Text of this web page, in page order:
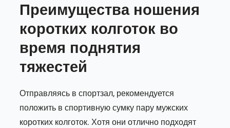
Преимущества ношения
коротких колготок во
время поднятия
тяжестей
Отправляясь в спортзал, рекомендуется
положить в спортивную сумку пару мужских
коротких колготок. Хотя они отлично подходят